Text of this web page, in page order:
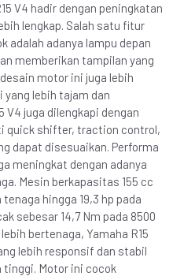
V4 hadir dengan peningkatan
lengkap. Salah satu fitur
adalah adanya lampu depan
memberikan tampilan yang
motor ini juga lebih
yang lebih tajam dan
V4 juga dilengkapi dengan
quick shifter, traction control,
dapat disesuaikan. Performa
meningkat dengan adanya
Mesin berkapasitas 155 cc
hingga 19,3 hp pada
sebesar 14,7 Nm pada 8500
bertenaga, Yamaha R15
lebih responsif dan stabil
tinggi. Motor ini cocok